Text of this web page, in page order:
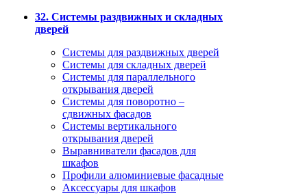
32. Системы раздвижных и складных
дверей
Системы для раздвижных дверей
Системы для складных дверей
Системы для параллельного
открывания дверей
Системы для поворотно –
сдвижных фасадов
Системы вертикального
открывания дверей
Выравниватели фасадов для
шкафов
Профили алюминиевые фасадные
Аксессуары для шкафов